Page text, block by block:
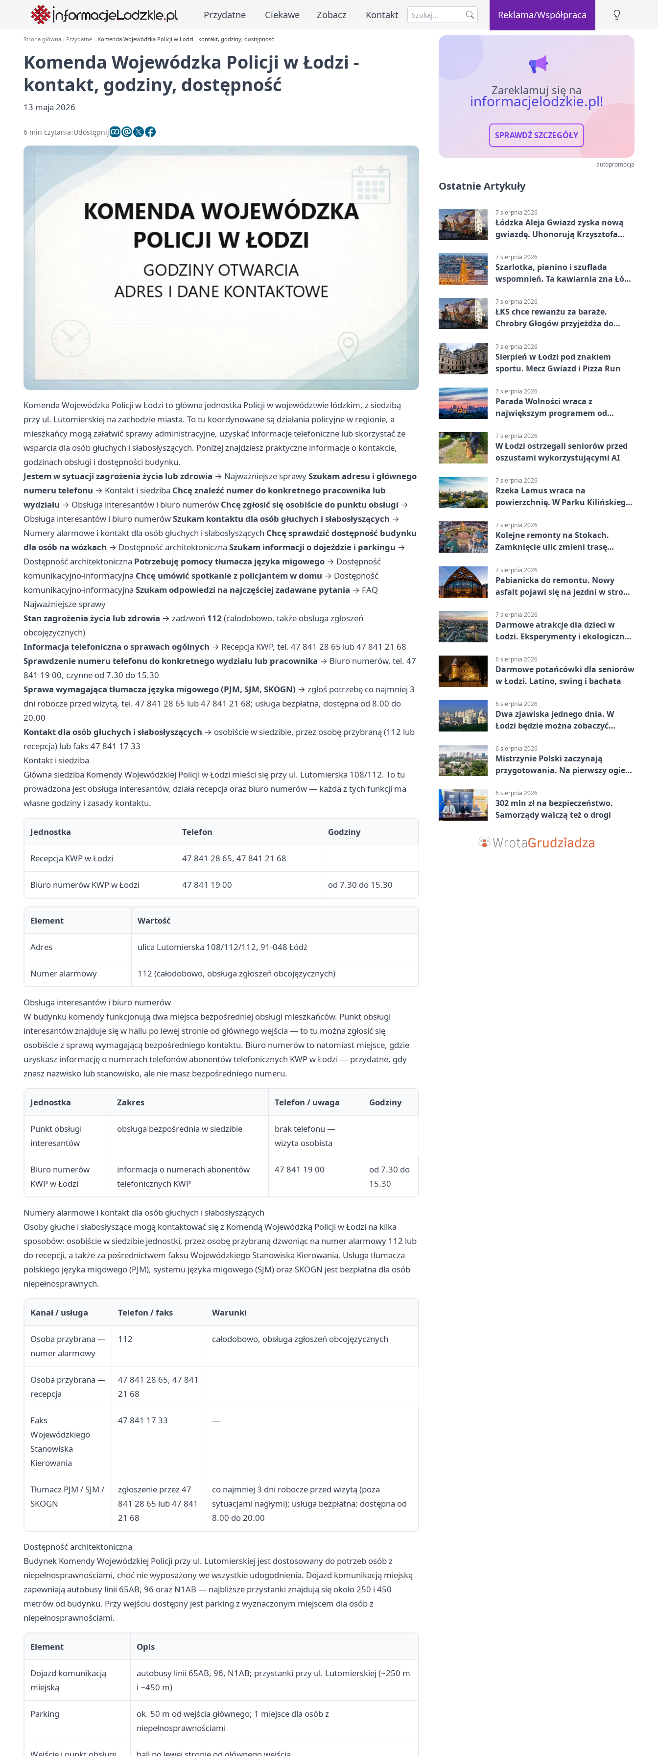
Przydatne Ciekawe Zobacz Kontakt Reklama/Współpraca
Strona główna Przydatne Komenda Wojewódzka Policji w Łodzi - kontakt, godziny, dostępność
Komenda Wojewódzka Policji w Łodzi -
kontakt, godziny, dostępność
13 maja 2026
6 min czytania Udostępnij
Komenda Wojewódzka Policji w Łodzi to główna jednostka Policji w województwie łódzkim, z siedzibą
przy ul. Lutomierskiej na zachodzie miasta. To tu koordynowane są działania policyjne w regionie, a
mieszkańcy mogą załatwić sprawy administracyjne, uzyskać informacje telefoniczne lub skorzystać ze
wsparcia dla osób głuchych i słabosłyszących. Poniżej znajdziesz praktyczne informacje o kontakcie,
godzinach obsługi i dostępności budynku.
Jestem w sytuacji zagrożenia życia lub zdrowia → Najważniejsze sprawySzukam adresu i głównego
numeru telefonu → Kontakt i siedziba Chcę znaleźć numer do konkretnego pracownika lub
wydziału → Obsługa interesantów i biuro numerów Chcę zgłosić się osobiście do punktu obsługi →
Obsługa interesantów i biuro numerówSzukam kontaktu dla osób głuchych i słabosłyszących →
Numery alarmowe i kontakt dla osób głuchych i słabosłyszących Chcę sprawdzić dostępność budynku
dla osób na wózkach → Dostępność architektoniczna Szukam informacji o dojeździe i parkingu →
Dostępność architektoniczna Potrzebuję pomocy tłumacza języka migowego → Dostępność
komunikacyjno-informacyjna Chcę umówić spotkanie z policjantem w domu → Dostępność
komunikacyjno-informacyjna Szukam odpowiedzi na najczęściej zadawane pytania → FAQ
Najważniejsze sprawy
Stan zagrożenia życia lub zdrowia → zadzwoń 112 (całodobowo, także obsługa zgłoszeń
obcojęzycznych)
Informacja telefoniczna o sprawach ogólnych → Recepcja KWP, tel. 47 841 28 65 lub 47 841 21 68
Sprawdzenie numeru telefonu do konkretnego wydziału lub pracownika → Biuro numerów, tel. 47
841 19 00, czynne od 7.30 do 15.30
Sprawa wymagająca tłumacza języka migowego (PJM, SJM, SKOGN) → zgłoś potrzebę co najmniej 3
dni robocze przed wizytą, tel. 47 841 28 65 lub 47 841 21 68; usługa bezpłatna, dostępna od 8.00 do
20.00
Kontakt dla osób głuchych i słabosłyszących → osobiście w siedzibie, przez osobę przybraną (112 lub
recepcja) lub faks 47 841 17 33
Kontakt i siedziba
Główna siedziba Komendy Wojewódzkiej Policji w Łodzi mieści się przy ul. Lutomierska 108/112. To tu
prowadzona jest obsługa interesantów, działa recepcja oraz biuro numerów — każda z tych funkcji ma
własne godziny i zasady kontaktu.
Jednostka Telefon Godziny
Recepcja KWP w Łodzi 47 841 28 65, 47 841 21 68
Biuro numerów KWP w Łodzi 47 841 19 00 od 7.30 do 15.30
Element Wartość
Adres ulica Lutomierska 108/112/112, 91-048 Łódź
Numer alarmowy 112 (całodobowo, obsługa zgłoszeń obcojęzycznych)
Obsługa interesantów i biuro numerów
W budynku komendy funkcjonują dwa miejsca bezpośredniej obsługi mieszkańców. Punkt obsługi
interesantów znajduje się w hallu po lewej stronie od głównego wejścia — to tu można zgłosić się
osobiście z sprawą wymagającą bezpośredniego kontaktu. Biuro numerów to natomiast miejsce, gdzie
uzyskasz informację o numerach telefonów abonentów telefonicznych KWP w Łodzi — przydatne, gdy
znasz nazwisko lub stanowisko, ale nie masz bezpośredniego numeru.
Jednostka Zakres Telefon / uwaga Godziny
Punkt obsługi
interesantów
obsługa bezpośrednia w siedzibie
brak telefonu —
wizyta osobista
Biuro numerów
KWP w Łodzi
informacja o numerach abonentów
telefonicznych KWP
47 841 19 00
od 7.30 do
15.30
Numery alarmowe i kontakt dla osób głuchych i słabosłyszących
Osoby głuche i słabosłyszące mogą kontaktować się z Komendą Wojewódzką Policji w Łodzi na kilka
sposobów: osobiście w siedzibie jednostki, przez osobę przybraną dzwoniąc na numer alarmowy 112 lub
do recepcji, a także za pośrednictwem faksu Wojewódzkiego Stanowiska Kierowania. Usługa tłumacza
polskiego języka migowego (PJM), systemu języka migowego (SJM) oraz SKOGN jest bezpłatna dla osób
niepełnosprawnych.
Kanał / usługa Telefon / faks Warunki
Osoba przybrana —
numer alarmowy
112 całodobowo, obsługa zgłoszeń obcojęzycznych
Osoba przybrana —
recepcja
47 841 28 65, 47 841
21 68
Faks
Wojewódzkiego
Stanowiska
Kierowania
47 841 17 33 —
Tłumacz PJM / SJM /
SKOGN
zgłoszenie przez 47
841 28 65 lub 47 841
21 68
co najmniej 3 dni robocze przed wizytą (poza
sytuacjami nagłymi); usługa bezpłatna; dostępna od
8.00 do 20.00
Dostępność architektoniczna
Budynek Komendy Wojewódzkiej Policji przy ul. Lutomierskiej jest dostosowany do potrzeb osób z
niepełnosprawnościami, choć nie wyposażony we wszystkie udogodnienia. Dojazd komunikacją miejską
zapewniają autobusy linii 65AB, 96 oraz N1AB — najbliższe przystanki znajdują się około 250 i 450
metrów od budynku. Przy wejściu dostępny jest parking z wyznaczonym miejscem dla osób z
niepełnosprawnościami.
Element Opis
Dojazd komunikacją
miejską
autobusy linii 65AB, 96, N1AB; przystanki przy ul. Lutomierskiej (~250 m
i ~450 m)
Parking
ok. 50 m od wejścia głównego; 1 miejsce dla osób z
niepełnosprawnościami
Zareklamuj się na
informacjelodzkie.pl!
SPRAWDŹ SZCZEGÓŁY
autopromocja
Ostatnie Artykuły
7 sierpnia 2026
Łódzka Aleja Gwiazd zyska nową
gwiazdę. Uhonorują Krzysztofa
7 sierpnia 2026
Szarlotka, pianino i szuflada
wspomnień. Ta kawiarnia zna Łódź
7 sierpnia 2026
ŁKS chce rewanżu za baraże.
Chrobry Głogów przyjeżdża do
7 sierpnia 2026
Sierpień w Łodzi pod znakiem
sportu. Mecz Gwiazd i Pizza Run
7 sierpnia 2026
Parada Wolności wraca z
największym programem od
platform
7 sierpnia 2026
W Łodzi ostrzegali seniorów przed
oszustami wykorzystującymi AI
7 sierpnia 2026
Rzeka Lamus wraca na
powierzchnię. W Parku Kilińskiego
7 sierpnia 2026
Kolejne remonty na Stokach.
Zamknięcie ulic zmieni trasę
7 sierpnia 2026
Pabianicka do remontu. Nowy
asfalt pojawi się na jezdni w stronę
7 sierpnia 2026
Darmowe atrakcje dla dzieci w
Łodzi. Eksperymenty i ekologiczny
6 sierpnia 2026
Darmowe potańcówki dla seniorów
w Łodzi. Latino, swing i bachata
6 sierpnia 2026
Dwa zjawiska jednego dnia. W
Łodzi będzie można zobaczyć
6 sierpnia 2026
Mistrzynie Polski zaczynają
przygotowania. Na pierwszy ogień
6 sierpnia 2026
302 mln zł na bezpieczeństwo.
Samorządy walczą też o drogi